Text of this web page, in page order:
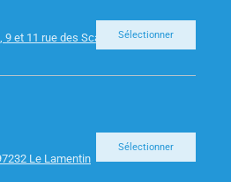
9 et 11 rue des Scarabees 97300
Sélectionner
Le Lamentin
Sélectionner